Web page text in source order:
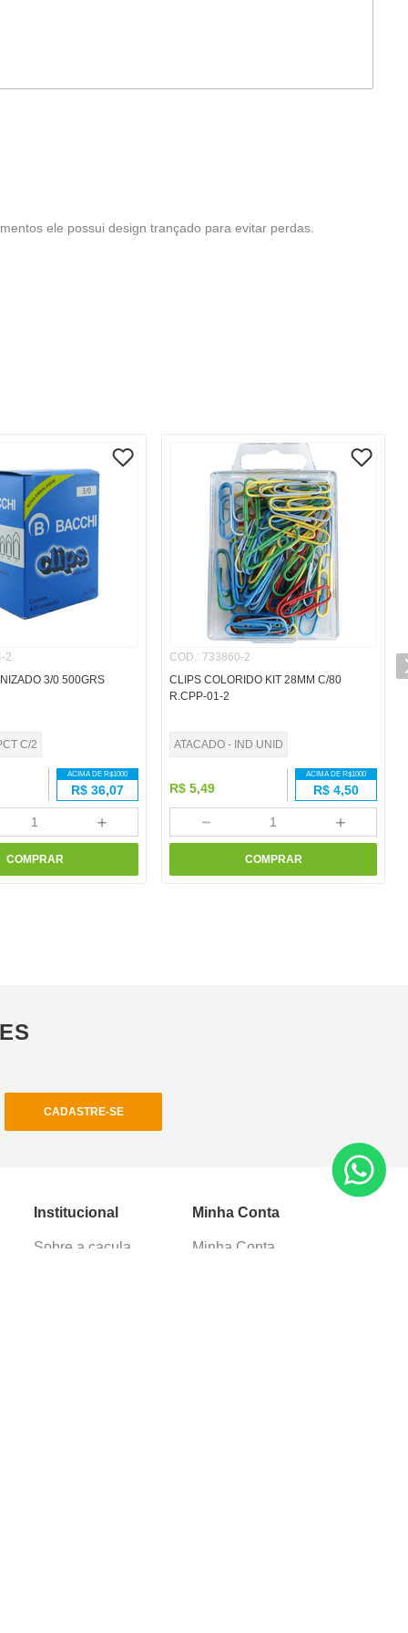
ele possui design trançado para evitar perdas.
2
3/0 500GRS
C/2
ACIMA DE R$1000
R$ 36,07
＋
COMPRAR
COD.: 733860-2
CLIPS COLORIDO KIT 28MM C/80
R.CPP-01-2
ATACADO - IND UNID
R$ 5,49
ACIMA DE R$1000
R$ 4,50
＋
－
COMPRAR
CADASTRE-SE
Institucional
Sobre a caçula
Minha Conta
Minha Conta